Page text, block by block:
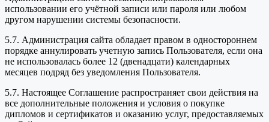
использовании его учётной записи или пароля или любом
другом нарушении системы безопасности.
5.7. Администрация сайта обладает правом в одностороннем
порядке аннулировать учетную запись Пользователя, если она
не использовалась более 12 (двенадцати) календарных
месяцев подряд без уведомления Пользователя.
5.7. Настоящее Соглашение распространяет свои действия на
все дополнительные положения и условия о покупке
дипломов и сертификатов и оказанию услуг, предоставляемых